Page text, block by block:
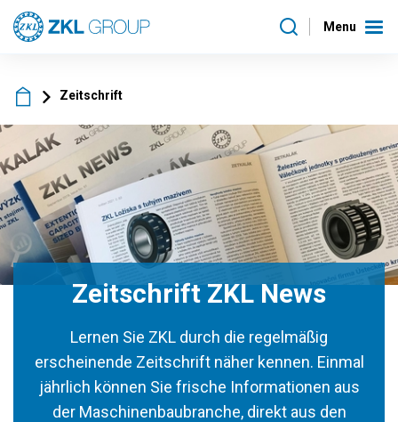
Menu
Zeitschrift
Zeitschrift ZKL News
Lernen Sie ZKL durch die regelmäßig
erscheinende Zeitschrift näher kennen. Einmal
jährlich können Sie frische Informationen aus
der Maschinenbaubranche, direkt aus den